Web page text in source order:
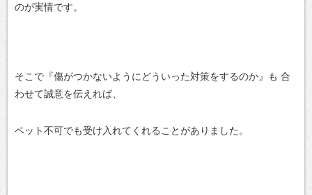
のが実情です。
そこで『傷がつかないようにどういった対策をするのか』も 合
わせて誠意を伝えれば、
ペット不可でも受け入れてくれることがありました。